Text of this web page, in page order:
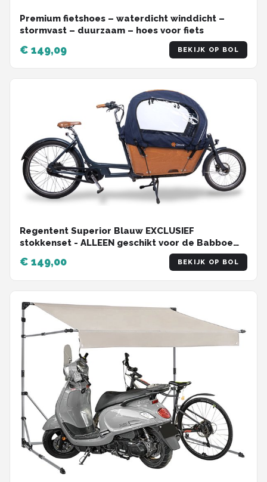
Premium fietshoes – waterdicht winddicht –
stormvast – duurzaam – hoes voor fiets
€ 149,09 BEKIJK OP BOL
Regentent Superior Blauw EXCLUSIEF
stokkenset - ALLEEN geschikt voor de Babboe
€ 149,00 BEKIJK OP BOL